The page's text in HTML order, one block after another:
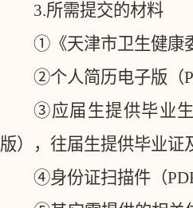
3.所需提交的材料
①《天津市卫生健康
②个人简历电子版（
③应届生提供毕业
版），往届生提供毕业证
④身份证扫描件（